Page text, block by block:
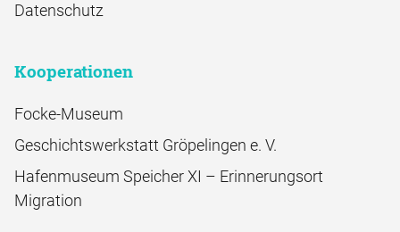
Datenschutz
Kooperationen
Focke-Museum
Geschichtswerkstatt Gröpelingen e. V.
Hafenmuseum Speicher XI – Erinnerungsort
Migration